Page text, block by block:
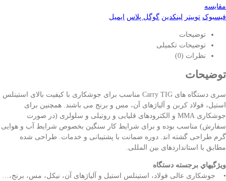
مقایسه
فیسبوک توییتر لینکدین گوگل پلاس ایمیل
توضیحات
توضیحات تکمیلی
نظرات (0)
توضیحات
سری دستگاه های Carry TIG مناسب برای جوشکاری با کیفیت بالای استینلس
استیل، فولاد کربن و آلیاژهای آن، مس و برنج می باشند. همچنین برای
جوشکاری MMA و الکترودهای قلیایی و روتیلی و سلولزی (در صورت
سفارش) مناسب بوده و برای شرایط کار سنگین بخصوص شرایط آب و هوایی
گرم طراحی گشته اند. دوره ضمانت با پشتیبانی و خدمات. طراحی شده
مطابق با استانداردهای بین المللی.
ويژگيهاي برجسته دستگاه
• جوشکاری عالی فولاد، استینلس استیل و آلیاژهای آن، نیکل، مس، برنج،…